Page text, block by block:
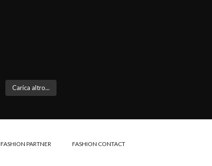
Carica altro...
FASHION PARTNER FASHION CONTACT